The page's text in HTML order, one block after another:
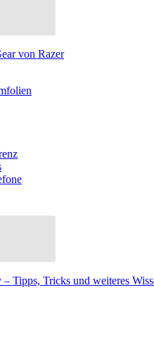
von Razer
Tipps, Tricks und weiteres